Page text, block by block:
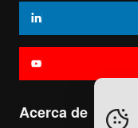
Acerca de